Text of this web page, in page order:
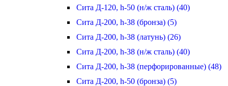
Сита Д-120, h-50 (н/ж сталь) (40)
Сита Д-200, h-38 (бронза) (5)
Сита Д-200, h-38 (латунь) (26)
Сита Д-200, h-38 (н/ж сталь) (40)
Сита Д-200, h-38 (перфорированные) (48)
Сита Д-200, h-50 (бронза) (5)